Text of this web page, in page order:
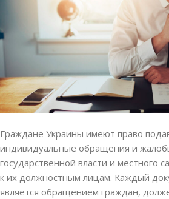
Граждане Украины имеют право
индивидуальные обращения и
государственной власти и местного
к их должностным лицам. Каждый
является обращением граждан,